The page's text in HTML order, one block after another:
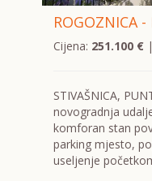
ROGOZNICA -
Cijena: 251.100 €|
STIVAŠNICA,
novogradnja
komforan stan
parking mjesto,
useljenje